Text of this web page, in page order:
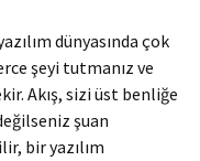
dünyasında çok
şeyi tutmanız ve
Akış, sizi üst benliğe
şuan
bir yazılım